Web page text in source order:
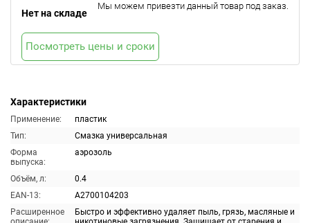
Характеристики
Применение:
пластик
Тип:
Смазка универсальная
Форма
выпуска:
аэрозоль
Объём, л:
0.4
EAN-13:
A2700104203
Расширенное
Быстро и эффективно удаляет пыль, грязь, масляные и
Нет на складе
Мы можем привезти данный товар под заказ.
Посмотреть цены и сроки